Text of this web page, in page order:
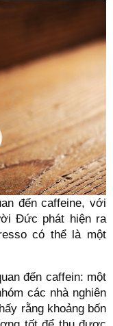
đến caffeine, với
Đức phát hiện ra
có thể là một
đến caffein: một
các nhà nghiên
rằng khoảng bốn